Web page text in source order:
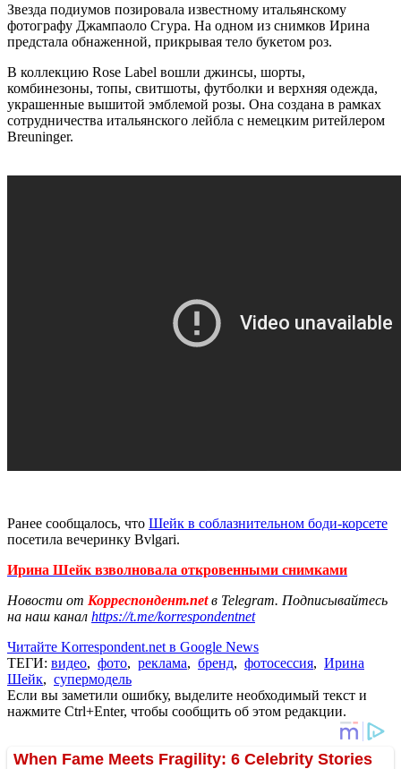
Звезда подиумов позировала известному итальянскому
фотографу Джампаоло Сгура. На одном из снимков Ирина
предстала обнаженной, прикрывая тело букетом роз.
В коллекцию Rose Label вошли джинсы, шорты,
комбинезоны, топы, свитшоты, футболки и верхняя одежда,
украшенные вышитой эмблемой розы. Она создана в рамках
сотрудничества итальянского лейбла с немецким ритейлером
Breuninger.
Ранее сообщалось, что Шейк в соблазнительном боди-корсете
посетила вечеринку Bvlgari.
Ирина Шейк взволновала откровенными снимками
Новости от Корреспондент.netв Telegram. Подписывайтесь
на наш канал https://t.me/korrespondentnet
Читайте Korrespondent.net в Google News
ТЕГИ: видео, фото, реклама, бренд, фотосессия, Ирина
Шейк, супермодель
Если вы заметили ошибку, выделите необходимый текст и
нажмите Ctrl+Enter, чтобы сообщить об этом редакции.